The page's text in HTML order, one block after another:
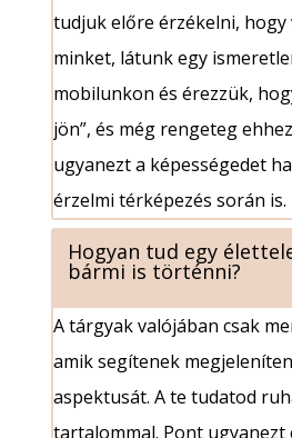
tudjuk előre érzékelni, hogy
minket, látunk egy
mobilunkon és érezzük,
jön”, és még rengeteg
ugyanezt a képességedet
érzelmi térképezés során is.
Hogyan tud egy
bármi is történni?
A tárgyak valójában csak
amik segítenek
aspektusát. A te tudatod
tartalommal. Pont ugyanezt